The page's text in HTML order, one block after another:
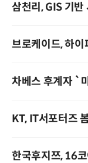
삼천리, GIS 기반
브로케이드, 하
차베스 후계자 `
KT, IT서포터즈
한국후지쯔, 16